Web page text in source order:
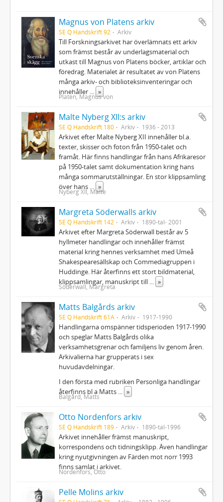
Magnus von Platens arkiv
SE Q Handskrift 92 Arkiv
Till Forskningsarkivet har överlämnats ett arkiv
som främst består av underlagsmaterial och
utkast till Magnus von Platens böcker, artiklar och
föredrag. Materialet är resultatet av von Platens
många arkiv- och biblioteksinventeringar och
innehåller
»
Platen, Magnus von
Malte Nyberg XII:s arkiv
SE Q Handskrift 180 Arkiv 1936 - 2013
Arkivet efter Malte Nyberg XII innehåller bl.a.
texter, skisser och foton från 1950-talet och
framåt. Här finns handlingar från hans Afrikaresor
på 1950-talet samt dokumentation kring hans
många sommarutställningar. En stor klippsamling
över hans
»
Nyberg XII, Malte
Margreta Söderwalls arkiv
SE Q Handskrift 142 Arkiv 1890-tal- 2001
Arkivet efter Margreta Söderwall består av 5
hyllmeter handlingar och innehåller främst
material kring hennes verksamhet med Umeå
Shakespearesällskap och Commediagruppen i
Huddinge. Här återfinns ett stort bildmaterial,
klippsamlingar, manuskript till
»
Söderwall, Margreta
Matts Balgårds arkiv
SE Q Handskrift 61A Arkiv 1917-1990
Handlingarna omspänner tidsperioden 1917-1990
och speglar Matts Balgårds olika
verksamhetsgrenar och familjens liv genom åren.
Arkivalierna har grupperats i sex
huvudavdelningar.
I den första med rubriken Personliga handlingar
återfinns bl a Matts
»
Balgård, Matts
Otto Nordenfors arkiv
SE Q Handskrift 189 Arkiv 1890-tal-1996
Arkivet innehåller främst manuskript,
korrespondens och tidningsklipp. Även handlingar
kring nyutgivningen av Färden mot norr 1993
finns samlat i arkivet.
Nordenfors, Otto
Pelle Molins arkiv